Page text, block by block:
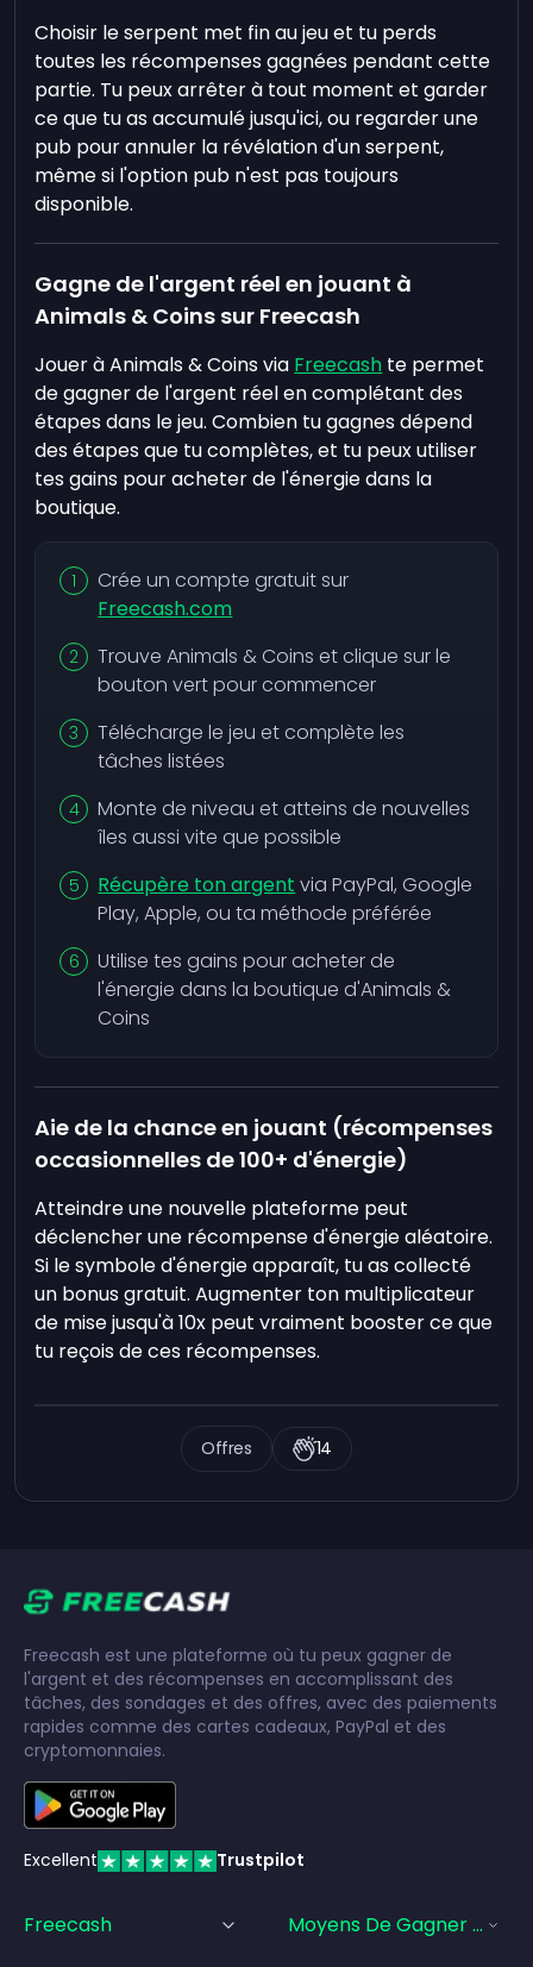
Choisir le serpent met fin au jeu et tu perds
toutes les récompenses gagnées pendant cette
partie. Tu peux arrêter à tout moment et garder
ce que tu as accumulé jusqu'ici, ou regarder une
pub pour annuler la révélation d'un serpent,
même si l'option pub n'est pas toujours
disponible.
Gagne de l'argent réel en jouant à
Animals & Coins sur Freecash
Jouer à Animals & Coins via Freecash te permet
de gagner de l'argent réel en complétant des
étapes dans le jeu. Combien tu gagnes dépend
des étapes que tu complètes, et tu peux utiliser
tes gains pour acheter de l'énergie dans la
boutique.
Crée un compte gratuit sur
Freecash.com
Trouve Animals & Coins et clique sur le
bouton vert pour commencer
Télécharge le jeu et complète les
tâches listées
Monte de niveau et atteins de nouvelles
îles aussi vite que possible
Récupère ton argent via PayPal, Google
Play, Apple, ou ta méthode préférée
Utilise tes gains pour acheter de
l'énergie dans la boutique d'Animals &
Coins
Aie de la chance en jouant (récompenses
occasionnelles de 100+ d'énergie)
Atteindre une nouvelle plateforme peut
déclencher une récompense d'énergie aléatoire.
Si le symbole d'énergie apparaît, tu as collecté
un bonus gratuit. Augmenter ton multiplicateur
de mise jusqu'à 10x peut vraiment booster ce que
tu reçois de ces récompenses.
Offres 14
Freecash est une plateforme où tu peux gagner de
l'argent et des récompenses en accomplissant des
tâches, des sondages et des offres, avec des paiements
rapides comme des cartes cadeaux, PayPal et des
cryptomonnaies.
Excellent Trustpilot
Freecash Moyens De Gagner De